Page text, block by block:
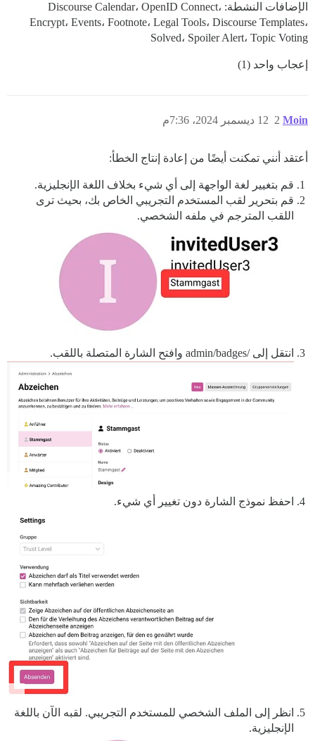
الإضافات النشطة: Discourse Calendar، OpenID Connect،
Encrypt، Events، Footnote، Legal Tools، Discourse Templates،
Solved، Spoiler Alert، Topic Voting
إعجاب واحد (1)
Moin 12 ديسمبر 2024، 7:36م 2
أعتقد أنني تمكنت أيضًا من إعادة إنتاج الخطأ:
قم بتغيير لغة الواجهة إلى أي شيء بخلاف اللغة الإنجليزية.
قم بتحرير لقب المستخدم التجريبي الخاص بك، بحيث ترى
اللقب المترجم في ملفه الشخصي.
انتقل إلى /admin/badges وافتح الشارة المتصلة باللقب.
احفظ نموذج الشارة دون تغيير أي شيء.
انظر إلى الملف الشخصي للمستخدم التجريبي. لقبه الآن باللغة
الإنجليزية.